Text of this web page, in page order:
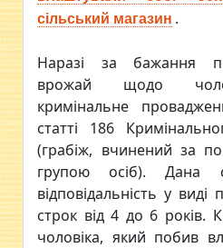
сільський магазин .
Наразі за бажання
врожай щодо
кримінальне
статті 186
(грабіж, вчинений за
групою осіб). Дана
відповідальність у
строк від 4 до 6 років.
чоловіка, який побив